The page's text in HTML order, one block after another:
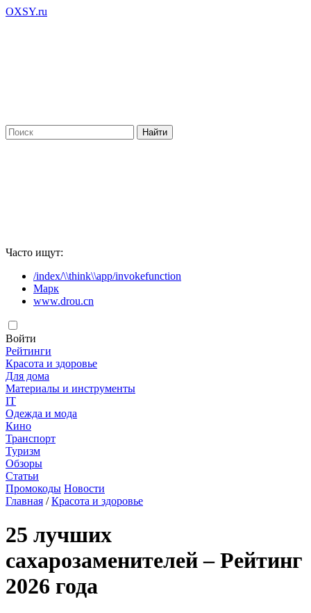
OXSY.ru
Часто ищут:
/index/\\think\\app/invokefunction
Марк
www.drou.cn
Войти
Рейтинги
Красота и здоровье
Для дома
Материалы и инструменты
IT
Одежда и мода
Кино
Транспорт
Туризм
Обзоры
Статьи
Промокоды Новости
Главная /Красота и здоровье
25 лучших
сахарозаменителей – Рейтинг
2026 года